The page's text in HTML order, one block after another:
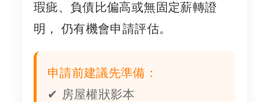
瑕疵、負債比偏高或無固定薪轉證
明， 仍有機會申請評估。
申請前建議先準備：
✔ 房屋權狀影本